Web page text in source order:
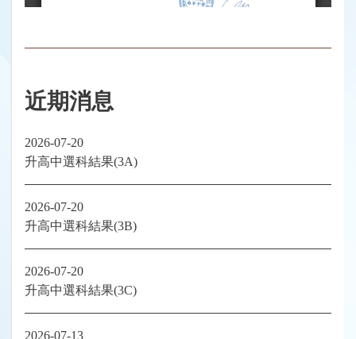
近期消息
2026-07-20
升高中選科結果(3A)
2026-07-20
升高中選科結果(3B)
2026-07-20
升高中選科結果(3C)
2026-07-13